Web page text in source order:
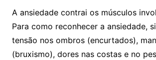
A ansiedade contrai os músculos
Para como reconhecer a ansiedade,
tensão nos ombros (encurtados),
(bruxismo), dores nas costas e no